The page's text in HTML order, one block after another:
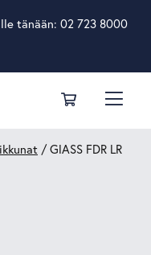
tänään: 02 723 8000
/ GlASS FDR LR